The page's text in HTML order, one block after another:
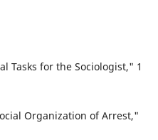
Tasks for the Sociologist," 1
Organization of Arrest,"